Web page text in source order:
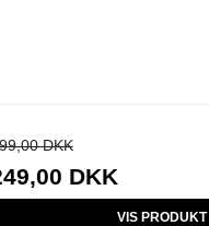
DKK
DKK
VIS PRODUKT